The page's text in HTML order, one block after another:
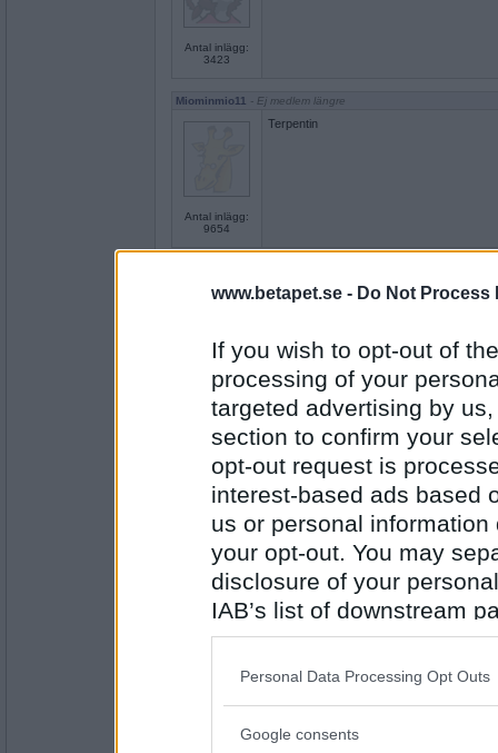
www.betapet.se - Do Not Process
If you wish to opt-out of
processing of your
targeted advertising by
section to confirm your
opt-out request is
interest-based ads based
us or personal
your opt-out. You may
disclosure of your
IAB’s list of downstream
also be disclosed by us
Downstream Participants
Please note that this
Personal Data Processing Opt Outs
Google consents
Antal inlägg:
3423
Miominmio11 - Ej medlem längre
Antal inlägg:
9654
Terpentin
Antal inlägg:
11487
Empatibrist
en dum en
Antal inlägg:
13194
Mässling
Miominmio11 - Ej medlem längre